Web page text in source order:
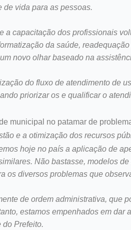
de vida para as pessoas.
capacitação dos profissionais
da saúde,
novo olhar baseado na
do fluxo de atendimento de
priorizar os e qualificar o
municipal no patamar de
e a otimização dos recursos
hoje no país a aplicação de
Não bastasse, modelos
diversos problemas que
de ordem administrativa, que
estamos empenhados em
do Prefeito.